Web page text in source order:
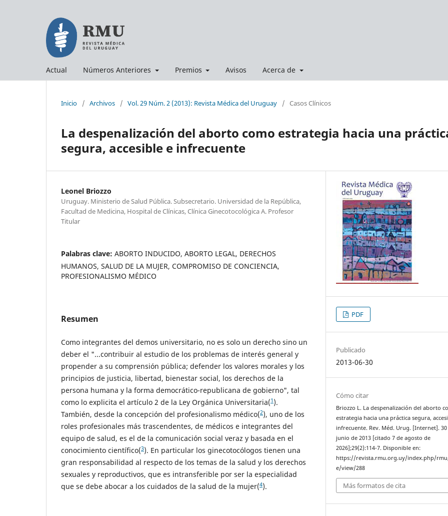
Actual Números Anteriores Premios Avisos Acerca de
Inicio / Archivos / Vol. 29 Núm. 2 (2013): Revista Médica del Uruguay / Casos Clínicos
La despenalización del aborto como estrategia hacia una
segura, accesible e infrecuente
Leonel Briozzo
Uruguay. Ministerio de Salud Pública. Subsecretario. Universidad de la República,
Facultad de Medicina, Hospital de Clínicas, Clínica Ginecotocológica A. Profesor
Titular
Palabras clave: ABORTO INDUCIDO, ABORTO LEGAL, DERECHOS
HUMANOS, SALUD DE LA MUJER, COMPROMISO DE CONCIENCIA,
PROFESIONALISMO MÉDICO
Resumen
Como integrantes del demos universitario, no es solo un derecho sino un
deber el "...contribuir al estudio de los problemas de interés general y
propender a su comprensión pública; defender los valores morales y los
principios de justicia, libertad, bienestar social, los derechos de la
persona humana y la forma democrático-republicana de gobierno", tal
como lo explicita el artículo 2 de la Ley Orgánica Universitaria(1 ).
También, desde la concepción del profesionalismo médico(2), uno de los
roles profesionales más trascendentes, de médicos e integrantes del
equipo de salud, es el de la comunicación social veraz y basada en el
conocimiento científico(3). En particular los ginecotocólogos tienen una
gran responsabilidad al respecto de los temas de la salud y los derechos
sexuales y reproductivos, que es intransferible por ser la especialidad
que se debe abocar a los cuidados de la salud de la mujer(4).
PDF
Publicado
2013-06-30
Cómo citar
Briozzo L. La despenalización del aborto
estrategia hacia una práctica segura,
infrecuente. Rev. Méd. Urug. [Internet]. 30
junio de 2013 [citado 7 de agosto de
2026];29(2):114-7. Disponible en:
https://revista.rmu.org.uy/index.php/
e/view/288
Más formatos de cita